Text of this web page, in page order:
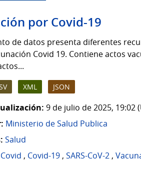
por Covid-19
de datos presenta diferentes
Covid 19. Contiene actos
XML JSON
9 de julio de 2025, 19:02
Ministerio de Salud Publica
Salud
Covid , Covid-19, SARS-CoV-2,